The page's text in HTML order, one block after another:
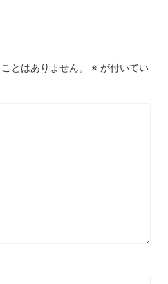
とはありません。 ※ が付いてい